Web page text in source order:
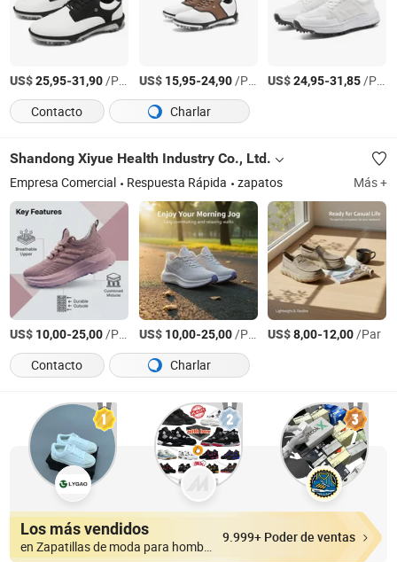
US$25,95-31,90/Par US$ 15,95-24,90/Par US$24,95-31,85/Par
Contacto
Charlar
Shandong Xiyue Health Industry Co., Ltd.
Empresa Comercial Respuesta Rápida zapatos Más +
US$ 10,00-25,00/Par US$ 10,00-25,00/Par US$8,00-12,00/Par
Contacto
Charlar
Los más vendidos
en Zapatillas de moda para hombres
9.999+ Poder de ventas